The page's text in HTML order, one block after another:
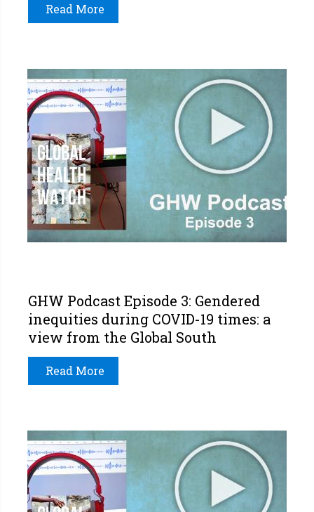
Read More
GHW Podcast Episode 3: Gendered
inequities during COVID-19 times: a
view from the Global South
Read More